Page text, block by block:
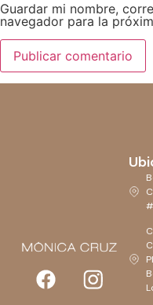
Guardar mi nombre,
navegador para la